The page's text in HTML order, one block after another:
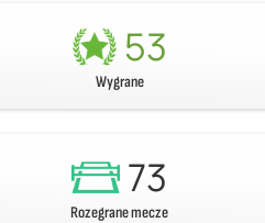
53
Wygrane
73
Rozegrane mecze